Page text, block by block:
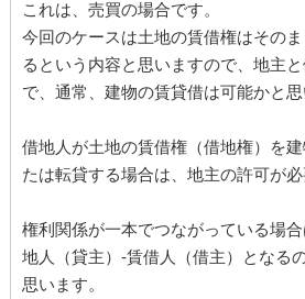
これは、売買の場合です。
今回のケースは土地の賃借権はその
るという内容と思いますので、地主
で、通常、建物の賃貸借は可能かと思
借地人が土地の賃借権（借地権）を
たは転貸する場合は、地主の許可が必
権利関係が一本でつながっている場
地人（貸主）-賃借人（借主）となる
思います。